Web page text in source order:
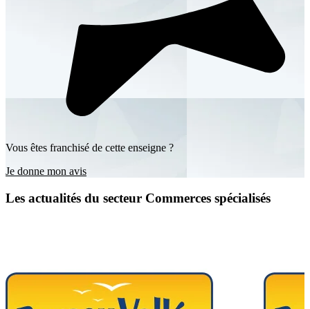
Vous êtes franchisé de cette enseigne ?
Je donne mon avis
Les actualités du secteur Commerces spécialisés